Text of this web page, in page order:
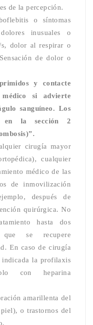
de la percepción.
o síntomas
inusuales o
dolor al respirar o
de dolor o
y contacte
si advierte
sanguíneo. Los
en la sección 2
cirugía mayor
cualquier
médico de las
de inmovilización
después de
quirúrgica. No
hasta dos
que se recupere
En caso de cirugía
indicada la profilaxis
con heparina
amarillenta del
o trastornos del